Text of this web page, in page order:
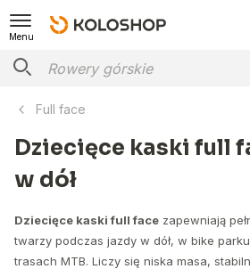
Menu
Full face
Dziecięce kaski full
w dół
Dziecięce kaski full face zapewniają
twarzy podczas jazdy w dół, w bike
trasach MTB. Liczy się niska masa,